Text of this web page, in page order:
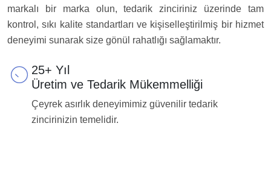
markalı bir marka olun, tedarik zinciriniz üzerinde tam
kontrol, sıkı kalite standartları ve kişiselleştirilmiş bir hizmet
deneyimi sunarak size gönül rahatlığı sağlamaktır.
25+ Yıl
Üretim ve Tedarik Mükemmelliği
Çeyrek asırlık deneyimimiz güvenilir tedarik
zincirinizin temelidir.